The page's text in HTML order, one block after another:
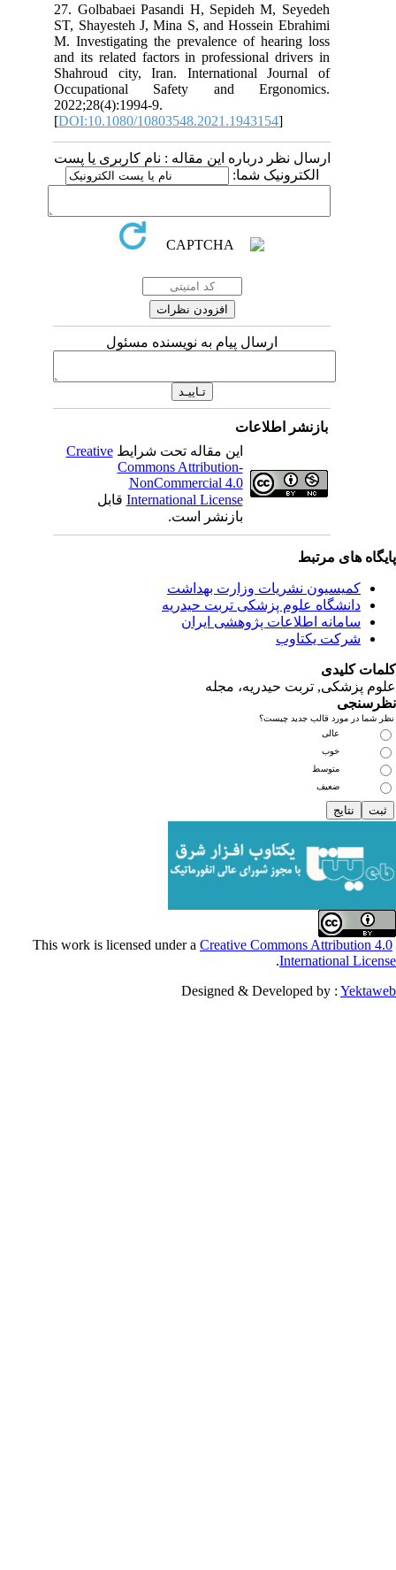
27. Golbabaei Pasandi H, Sepideh M, Seyedeh
ST, Shayesteh J, Mina S, and Hossein Ebrahimi
M. Investigating the prevalence of hearing loss
and its related factors in professional drivers in
Shahroud city, Iran. International Journal of
Occupational Safety and Ergonomics.
2022;28(4):1994-9.
[DOI:10.1080/10803548.2021.1943154
ارسال نظر درباره این مقاله : نام کاربری یا پست
الکترونیک شما:
ارسال پیام به نویسنده مسئول
بازنشر اطلاعات
این مقاله تحت شرایطCreative
Commons Attribution-
NonCommercial 4.0
International Licenseقابل
بازنشر است.
مرتبط
نشریات وزارت بهداشت
علوم پزشکی تربت حیدریه
اطلاعات پژوهشی ایران
یکتاوب
تربت حیدریه، مجله
قالب جدید چیست؟
عالی
خوب
متوسط
ضعیف
Creative Commons
.
Designed & Developed by :